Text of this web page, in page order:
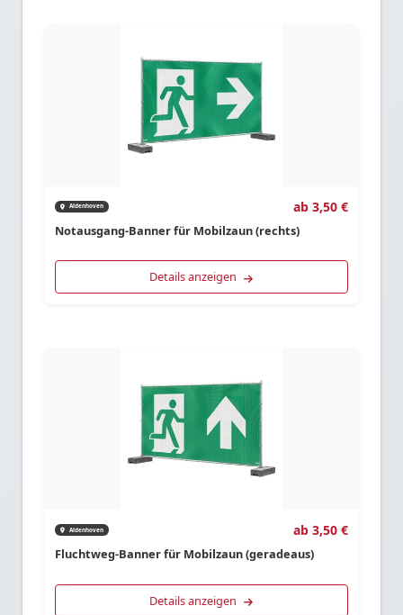
Aldenhoven ab 3,50 €
Notausgang-Banner für Mobilzaun (rechts)
Details anzeigen
Aldenhoven ab 3,50 €
Fluchtweg-Banner für Mobilzaun (geradeaus)
Details anzeigen